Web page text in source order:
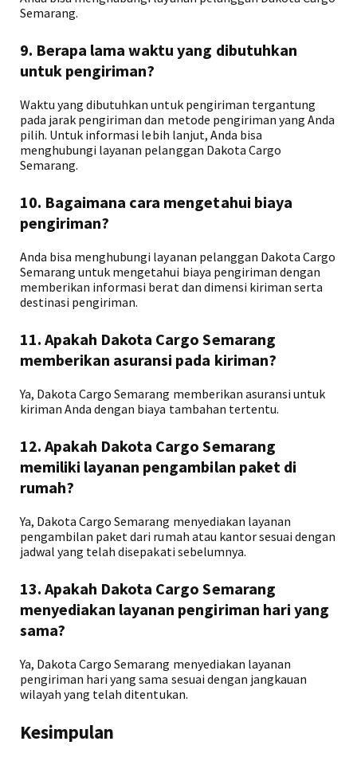
Semarang.
9. Berapa lama waktu yang dibutuhkan
untuk pengiriman?
Waktu yang dibutuhkan untuk pengiriman tergantung
pada jarak pengiriman dan metode pengiriman yang Anda
pilih. Untuk informasi lebih lanjut, Anda bisa
menghubungi layanan pelanggan Dakota Cargo
Semarang.
10. Bagaimana cara mengetahui biaya
pengiriman?
Anda bisa menghubungi layanan pelanggan Dakota Cargo
Semarang untuk mengetahui biaya pengiriman dengan
memberikan informasi berat dan dimensi kiriman serta
destinasi pengiriman.
11. Apakah Dakota Cargo Semarang
memberikan asuransi pada kiriman?
Ya, Dakota Cargo Semarang memberikan asuransi untuk
kiriman Anda dengan biaya tambahan tertentu.
12. Apakah Dakota Cargo Semarang
memiliki layanan pengambilan paket di
rumah?
Ya, Dakota Cargo Semarang menyediakan layanan
pengambilan paket dari rumah atau kantor sesuai dengan
jadwal yang telah disepakati sebelumnya.
13. Apakah Dakota Cargo Semarang
menyediakan layanan pengiriman hari yang
sama?
Ya, Dakota Cargo Semarang menyediakan layanan
pengiriman hari yang sama sesuai dengan jangkauan
wilayah yang telah ditentukan.
Kesimpulan